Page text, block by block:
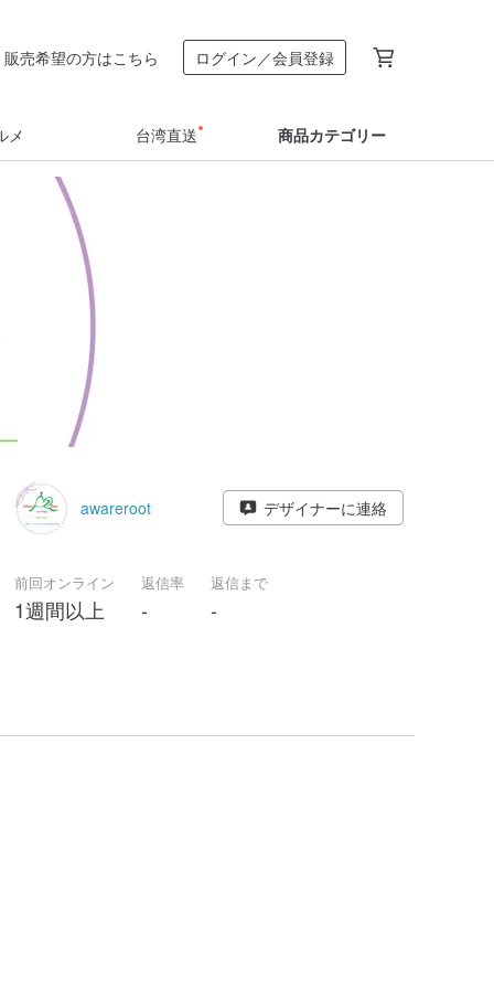
販売希望の方はこちら ログイン／会員登録
メ 台湾直送 商品カテゴリー
awareroot デザイナーに連絡
前回オンライン
1週間以上
返信率
-
返信まで
-